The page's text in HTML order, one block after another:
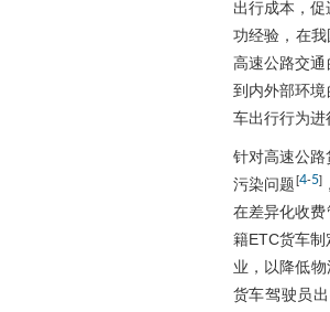
出行成本，
功经验，在
高速公路交
到内外部环
车出行行为进
针对高速公
污染问题[4-5]
在差异化收
籍ETC货车
业，以降低
货车驾驶员